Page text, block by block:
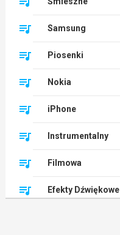
Samsung
Piosenki
Nokia
iPhone
Instrumentalny
Filmowa
Efekty Dźwiękowe